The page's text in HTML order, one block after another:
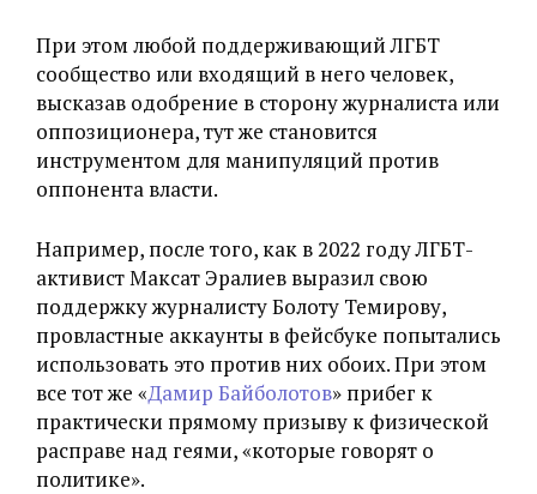
При этом любой поддерживающий ЛГБТ
сообщество или входящий в него человек,
высказав одобрение в сторону журналиста или
оппозиционера, тут же становится
инструментом для манипуляций против
оппонента власти.
Например, после того, как в 2022 году ЛГБТ-
активист Максат Эралиев выразил свою
поддержку журналисту Болоту Темирову,
провластные аккаунты в фейсбуке попытались
использовать это против них обоих. При этом
все тот же «Дамир Байболотов» прибег к
практически прямому призыву к физической
расправе над геями, «которые говорят о
политике».